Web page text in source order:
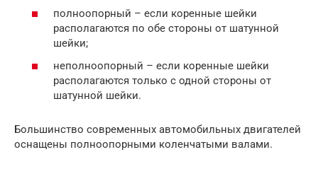
полноопорный – если коренные шейки
располагаются по обе стороны от шатунной
шейки;
неполноопорный – если коренные шейки
располагаются только с одной стороны от
шатунной шейки.
Большинство современных автомобильных двигателей
оснащены полноопорными коленчатыми валами.